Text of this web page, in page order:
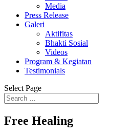
Media
Press Release
Galeri
Aktifitas
Bhakti Sosial
Videos
Program & Kegiatan
Testimonials
Select Page
Free Healing